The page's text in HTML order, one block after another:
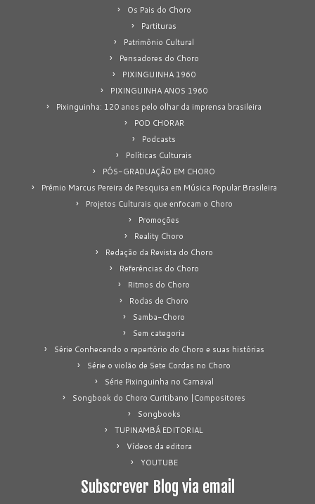
Os Pais do Choro
Partituras
Patrimônio Cultural
Pensadores do Choro
PIXINGUINHA 1960
PIXINGUINHA ANOS 1960
Pixinguinha: 120 anos pelo olhar da imprensa brasileira
POD CHORAR
Podcasts
Políticas Culturais
PÓS-GRADUAÇÃO EM CHORO
Prêmio Marcus Pereira de Pesquisa em Música Popular Brasileira
Projetos Culturais que enfocam o Choro
Promoções
Reality Choro
Redação da Revista do Choro
Referências do Choro
Ritmos do Choro
Rodas de Choro
Samba-Choro
Sem categoria
Série Conhecendo o repertório do Choro e suas histórias
Série o violão de Sete Cordas no Choro
Série Pixinguinha no Carnaval
Songbook do Choro Curitibano |Compositores
Songbooks
TUPINAMBÁ EDITORIAL
Vídeos da editora
YOUTUBE
Subscrever Blog via email